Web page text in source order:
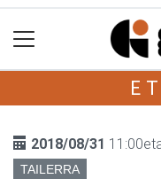
2018/08/31
TAILERRA